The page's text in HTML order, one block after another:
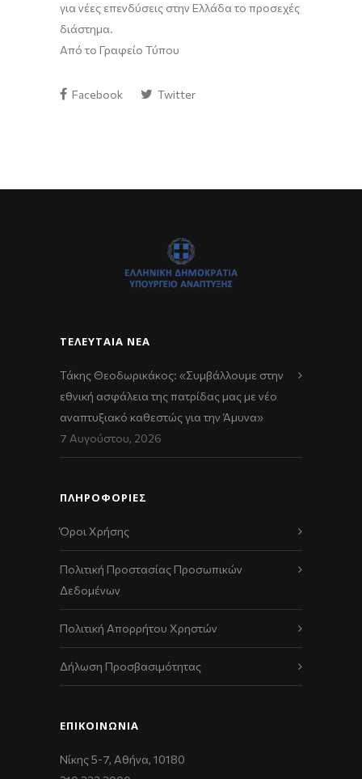
για νέες επενδύσεις στην Ελλάδα το προσεχές
διάστημα.
Από το Γραφείο Τύπου
Facebook Twitter
ΤΕΛΕΥΤΑΊΑ ΝΈΑ
Τάκης Θεοδωρικάκος: «Συμβάλλουμε στην
εθνική ασφάλεια της πατρίδας μας με νέο
αναπτυξιακό καθεστώς για την Άμυνα»
7 Αυγούστου, 2026
ΠΛΗΡΟΦΟΡΙΕΣ
Όροι Χρήσης
Πολιτική Προστασίας Προσωπικών
Δεδομένων
Πολιτική Απορρήτου Χρηστών
Δήλωση Προσβασιμότητας
ΕΠΙΚΟΙΝΩΝΊΑ
Νίκης 5-7, Αθήνα, 10180